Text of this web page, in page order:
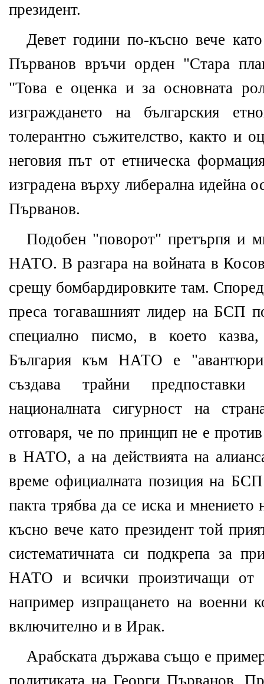
президент.
Девет години по-късно вече
Първанов връчи орден "Стара
"Това е оценка и за основната
изграждането на българския
толерантно съжителство, както и
неговия път от етническа
изградена върху либерална идейна
Първанов.
Подобен "поворот" претърпя и
НАТО. В разгара на войната в
срещу бомбардировките там.
преса тогавашният лидер на БСП
специално писмо, в което
България към НАТО е
създава трайни
националната сигурност на
отговаря, че по принцип не е
в НАТО, а на действията на
време официалната позиция на
пакта трябва да се иска и
късно вече като президент той
систематичната си подкрепа за
НАТО и всички произтичащи от
например изпращането на военни
включително и в Ирак.
Арабската държава също е
политиката на Георги Първанов.